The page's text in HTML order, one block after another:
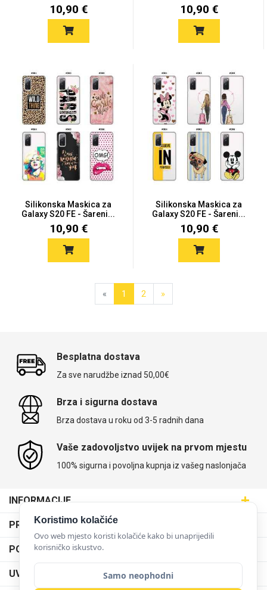
10,90 € 10,90 €
Silikonska Maskica za
Galaxy S20 FE - Šareni...
10,90 €
Silikonska Maskica za
Galaxy S20 FE - Šareni...
10,90 €
« 1 2 »
Besplatna dostava
Za sve narudžbe iznad 50,00€
Brza i sigurna dostava
Brza dostava u roku od 3-5 radnih dana
Vaše zadovoljstvo uvijek na prvom mjestu
100% sigurna i povoljna kupnja iz vašeg naslonjača
INFORMACIJE
Maskice.hr - Web trgovina
SVIJET MASKICA d.o.o.
Aleja javora 13, 10000 Zagreb
095 5555 345
prodaja@maskice.hr
PRODAJNA MJESTA
Poslovnica Trešnjevka
Poslovnica Dubrava
PODRŠKA
Dostava
O nama
UVJETI KORIŠTENJA
Koristimo kolačiće
Ovo web mjesto koristi kolačiće kako bi unaprijedili
korisničko iskustvo.
Samo neophodni